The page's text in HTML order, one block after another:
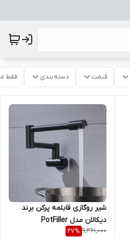
قیمت دسته‌بندی فقط
شیر روگازی قابلمه پرکن برند
دیکالان مدل PotFiller
9,361,000
27%